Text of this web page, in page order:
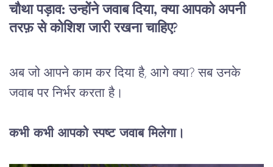
चौथा पड़ाव: उन्होंने जवाब दिया, क्या आपको अपनी
तरफ़ से कोशिश जारी रखना चाहिए?
अब जो आपने काम कर दिया है, आगे क्या? सब उनके
जवाब पर निर्भर करता है।
कभी कभी आपको स्पष्ट जवाब मिलेगा।